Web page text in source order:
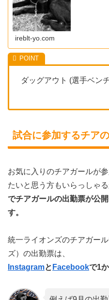
ireblt-yo.com
ダッグアウト (選手ベン
試合に参加するチア
お気に入りのチアガールが
たいと思う方もいらっしゃる
でチアガールの出勤票が公
す。
統一ライオンズのチアガー
ズ）の出勤票は、
Instagramと Facebookで1